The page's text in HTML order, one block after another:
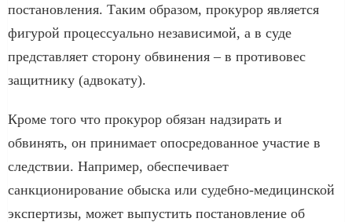
постановления. Таким образом, прокурор является
фигурой процессуально независимой, а в суде
представляет сторону обвинения – в противовес
защитнику (адвокату).
Кроме того что прокурор обязан надзирать и
обвинять, он принимает опосредованное участие в
следствии. Например, обеспечивает
санкционирование обыска или судебно-медицинской
экспертизы, может выпустить постановление об